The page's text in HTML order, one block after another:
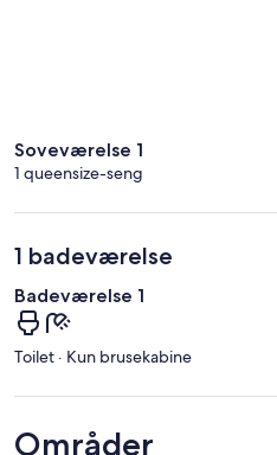
Soveværelse 1
1 queensize-seng
1 badeværelse
Badeværelse 1
Toilet · Kun brusekabine
Områder